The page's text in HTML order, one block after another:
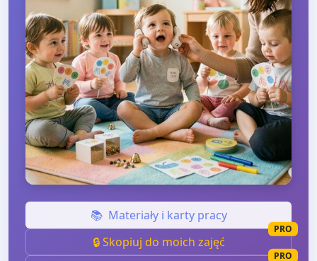
📚 Materiały i karty pracy
🔒 Skopiuj do moich zajęć
PRO
PRO